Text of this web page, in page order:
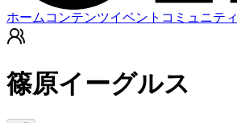
ホーム コンテンツイベント コミュニティ
篠原イーグルス